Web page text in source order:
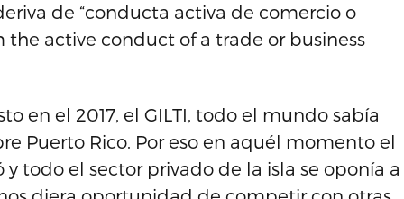
de “conducta activa de comercio o
the active conduct of a trade or business
en el 2017, el GILTI, todo el mundo sabía
Puerto Rico. Por eso en aquél momento el
todo el sector privado de la isla se oponía a